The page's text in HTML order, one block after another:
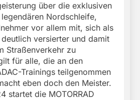
über die exklusiven
Nordschleife,
vor allem mit, sich als
versierter und damit
Straßenverkehr zu
für alle, die an den
Trainings teilgenommen
eben doch den Meister.
startet die MOTORRAD